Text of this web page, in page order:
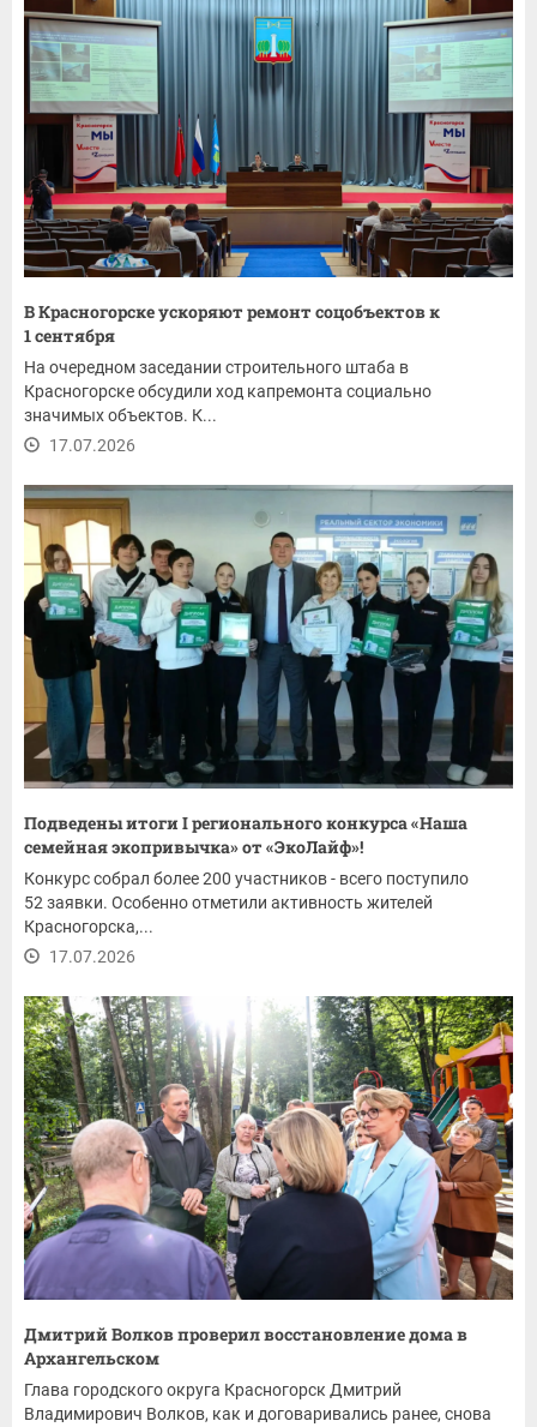
В Красногорске ускоряют ремонт соцобъектов к
1 сентября
На очередном заседании строительного штаба в
Красногорске обсудили ход капремонта социально
значимых объектов. К...
17.07.2026
Подведены итоги I регионального конкурса «Наша
семейная экопривычка» от «ЭкоЛайф»!
Конкурс собрал более 200 участников - всего поступило
52 заявки. Особенно отметили активность жителей
Красногорска,...
17.07.2026
Дмитрий Волков проверил восстановление дома в
Архангельском
Глава городского округа Красногорск Дмитрий
Владимирович Волков, как и договаривались ранее, снова